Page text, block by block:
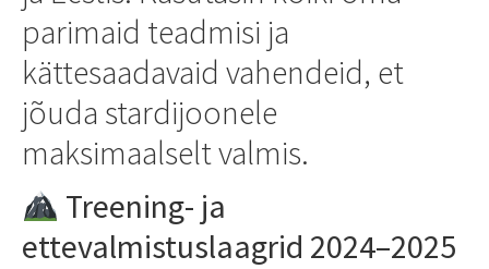
parimaid teadmisi ja
kättesaadavaid vahendeid, et
jõuda stardijoonele
maksimaalselt valmis.
Treening- ja
ettevalmistuslaagrid 2024–2025